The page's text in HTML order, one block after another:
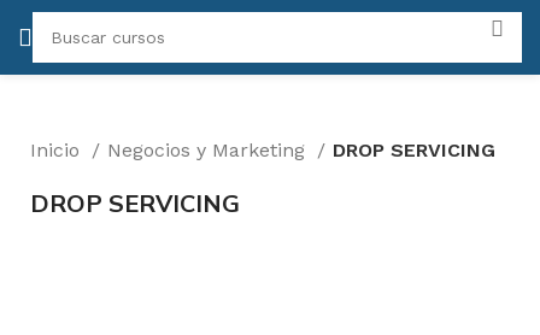
Inicio Negocios y Marketing DROP SERVICING
DROP SERVICING